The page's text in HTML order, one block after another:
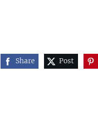
Share Post